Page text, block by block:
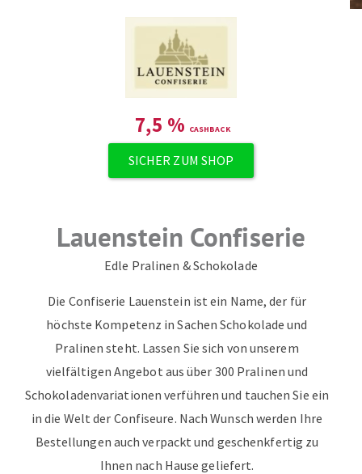
7,5 %
SICHER ZUM SHOP
Lauenstein Confiserie
Edle Pralinen & Schokolade
Die Confiserie Lauenstein ist ein Name, der für
höchste Kompetenz in Sachen Schokolade und
Pralinen steht. Lassen Sie sich von unserem
vielfältigen Angebot aus über 300 Pralinen und
Schokoladenvariationen verführen und tauchen Sie ein
in die Welt der Confiseure. Nach Wunsch werden Ihre
Bestellungen auch verpackt und geschenkfertig zu
Ihnen nach Hause geliefert.